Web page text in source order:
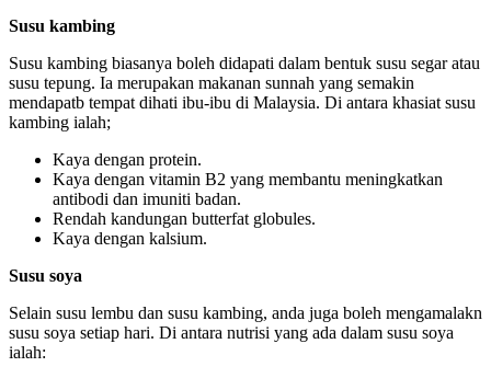
Susu kambing
Susu kambing biasanya boleh didapati dalam bentuk susu segar atau
susu tepung. Ia merupakan makanan sunnah yang semakin
mendapatb tempat dihati ibu-ibu di Malaysia. Di antara khasiat susu
kambing ialah;
Kaya dengan protein.
Kaya dengan vitamin B2 yang membantu meningkatkan
antibodi dan imuniti badan.
Rendah kandungan butterfat globules.
Kaya dengan kalsium.
Susu soya
Selain susu lembu dan susu kambing, anda juga boleh mengamalakn
susu soya setiap hari. Di antara nutrisi yang ada dalam susu soya
ialah: